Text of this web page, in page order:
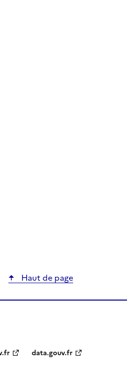
Haut de page
data.gouv.fr